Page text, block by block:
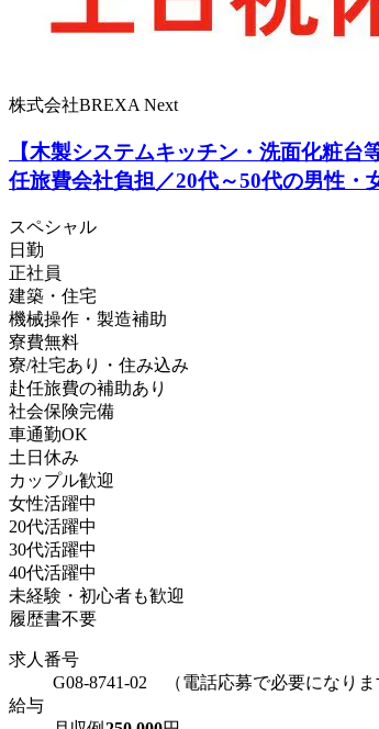
株式会社BREXA Next
【木製システムキッチン・洗面化粧
任旅費会社負担／20代～50代の男性
スペシャル
日勤
正社員
建築・住宅
機械操作・製造補助
寮費無料
寮/社宅あり・住み込み
赴任旅費の補助あり
社会保険完備
車通勤OK
土日休み
カップル歓迎
女性活躍中
20代活躍中
30代活躍中
40代活躍中
未経験・初心者も歓迎
履歴書不要
求人番号
G08-8741-02 （電話応募で必要になりま
給与